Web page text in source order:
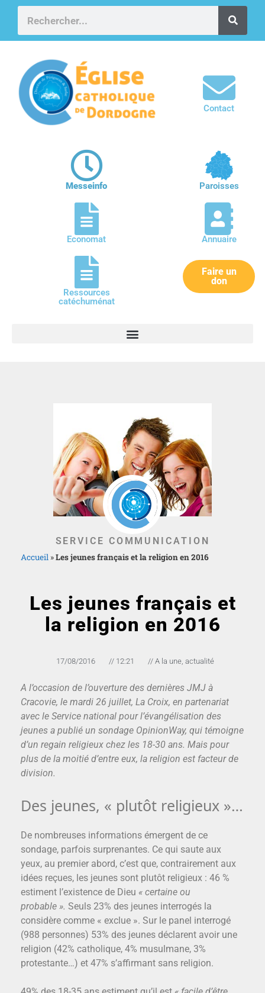
Contact
Messeinfo Paroisses
Economat Annuaire
Ressources
catéchuménat
Faire un
don
SERVICE COMMUNICATION
Accueil »Les jeunes français et la religion en 2016
Les jeunes français et
la religion en 2016
17/08/2016 // 12:21 // A la une, actualité
A l’occasion de l’ouverture des dernières JMJ à
Cracovie, le mardi 26 juillet, La Croix, en partenariat
avec le Service national pour l’évangélisation des
jeunes a publié un sondage OpinionWay, qui témoigne
d’un regain religieux chez les 18-30 ans. Mais pour
plus de la moitié d’entre eux, la religion est facteur de
division.
Des jeunes, « plutôt religieux »…
De nombreuses informations émergent de ce
sondage, parfois surprenantes. Ce qui saute aux
yeux, au premier abord, c’est que, contrairement aux
idées reçues, les jeunes sont plutôt religieux : 46 %
estiment l’existence de Dieu « certaine ou
probable ». Seuls 23% des jeunes interrogés la
considère comme « exclue ». Sur le panel interrogé
(988 personnes) 53% des jeunes déclarent avoir une
religion (42% catholique, 4% musulmane, 3%
protestante…) et 47% s’affirmant sans religion.